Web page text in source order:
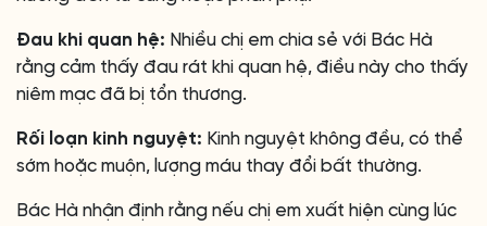
Đau khi quan hệ: Nhiều chị em chia sẻ với Bác Hà
rằng cảm thấy đau rát khi quan hệ, điều này cho thấy
niêm mạc đã bị tổn thương.
Rối loạn kinh nguyệt: Kinh nguyệt không đều, có thể
sớm hoặc muộn, lượng máu thay đổi bất thường.
Bác Hà nhận định rằng nếu chị em xuất hiện cùng lúc